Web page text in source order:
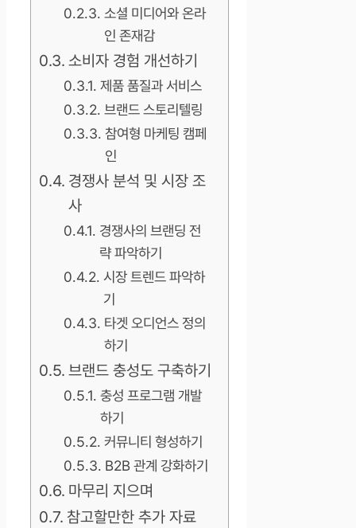
소셜 미디어와 온라
인 존재감
소비자 경험 개선하기
제품 품질과 서비스
브랜드 스토리텔링
참여형 마케팅 캠페
인
경쟁사 분석 및 시장 조
사
경쟁사의 브랜딩 전
략 파악하기
시장 트렌드 파악하
기
타겟 오디언스 정의
하기
브랜드 충성도 구축하기
충성 프로그램 개발
하기
커뮤니티 형성하기
B2B 관계 강화하기
마무리 지으며
참고할만한 추가 자료